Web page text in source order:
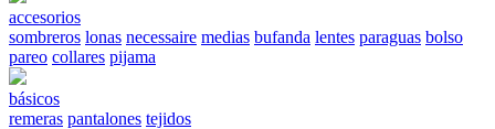
accesorios
sombreros lonas necessaire medias bufanda lentes paraguas bolso
pareo collares pijama
básicos
remeras pantalones tejidos